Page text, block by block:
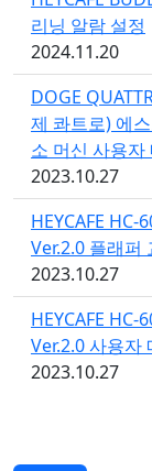
리닝 알람 설정
2024.11.20
DOGE
제 콰트로) 에
소 머신 사용자
2023.10.27
HEYCAFE HC-
Ver.2.0 플래퍼
2023.10.27
HEYCAFE HC-
Ver.2.0 사용자
2023.10.27